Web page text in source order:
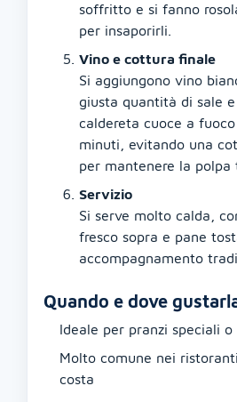
soffritto e si fanno
per insaporirli.
Vino e cottura finale
Si aggiungono vino
giusta quantità di sale e
caldereta cuoce a
minuti, evitando una
per mantenere la polpa
Servizio
Si serve molto calda,
fresco sopra e pane
accompagnamento
Quando e dove
Ideale per pranzi speciali o
Molto comune nei
costa